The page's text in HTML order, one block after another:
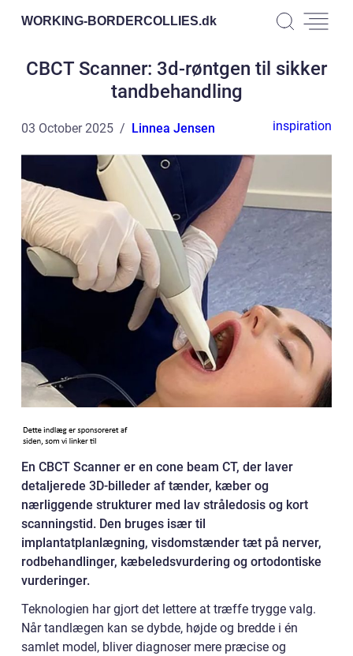
WORKING-BORDERCOLLIES.dk
CBCT Scanner: 3d-røntgen til sikker
tandbehandling
03 October 2025 Linnea Jensen inspiration
En CBCT Scanner er en cone beam CT, der laver
detaljerede 3D-billeder af tænder, kæber og
nærliggende strukturer med lav stråledosis og kort
scanningstid. Den bruges især til
implantatplanlægning, visdomstænder tæt på nerver,
rodbehandlinger, kæbeledsvurdering og ortodontiske
vurderinger.
Teknologien har gjort det lettere at træffe trygge valg.
Når tandlægen kan se dybde, højde og bredde i én
samlet model, bliver diagnoser mere præcise og